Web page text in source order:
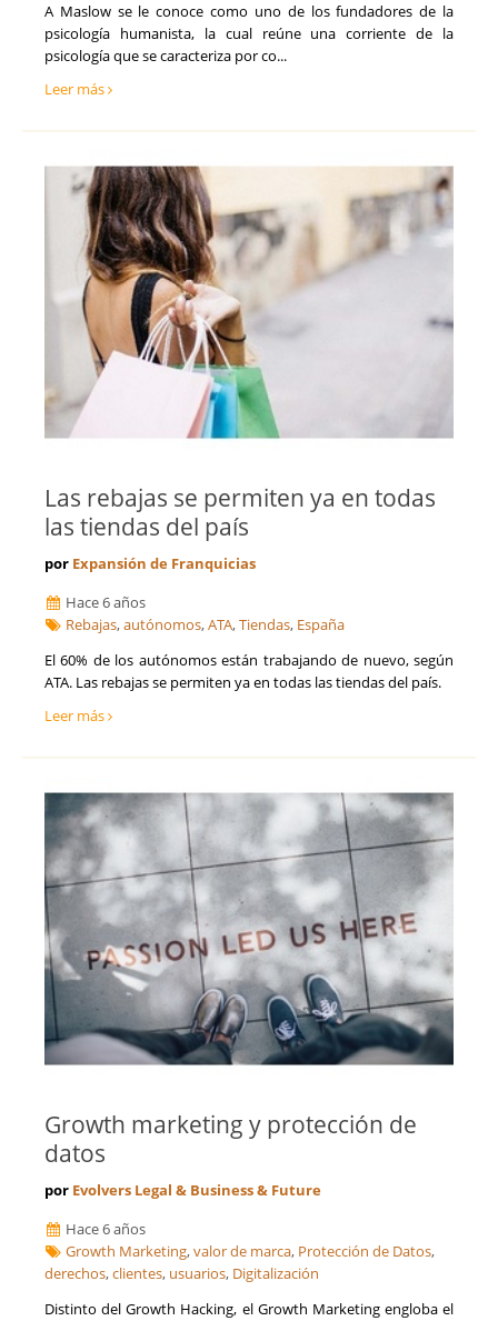
A Maslow se le conoce como uno de los fundadores de la
psicología humanista, la cual reúne una corriente de la
psicología que se caracteriza por co...
Leer más
Las rebajas se permiten ya en todas
las tiendas del país
por Expansión de Franquicias
Hace 6 años
Rebajas,autónomos,ATA,Tiendas, España
El 60% de los autónomos están trabajando de nuevo, según
ATA. Las rebajas se permiten ya en todas las tiendas del país.
Leer más
Growth marketing y protección de
datos
por Evolvers Legal & Business & Future
Hace 6 años
Growth Marketing,valor de marca, Protección de Datos,
derechos,clientes, usuarios, Digitalización
Distinto del Growth Hacking, el Growth Marketing engloba el